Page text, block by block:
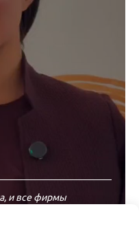
и все фирмы